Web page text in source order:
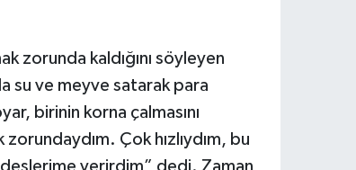
zorunda kaldığını söyleyen
su ve meyve satarak para
birinin korna çalmasını
Çok hızlıydım, bu
verirdim” dedi. Zaman